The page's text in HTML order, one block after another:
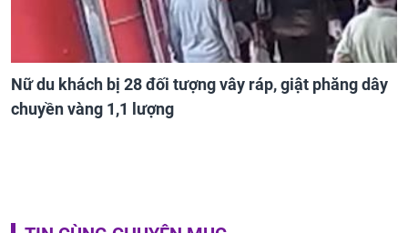
Nữ du khách bị 28 đối tượng vây ráp, giật phăng dây
chuyền vàng 1,1 lượng